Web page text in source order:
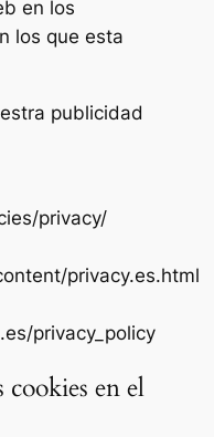
en los
los que esta
publicidad
privacy/
privacy.es.html
privacy_policy
cookies en el